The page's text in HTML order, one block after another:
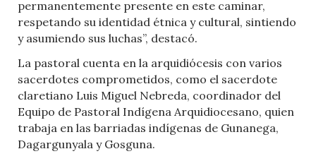
permanentemente presente en este caminar,
respetando su identidad étnica y cultural, sintiendo
y asumiendo sus luchas”, destacó.
La pastoral cuenta en la arquidiócesis con varios
sacerdotes comprometidos, como el sacerdote
claretiano Luis Miguel Nebreda, coordinador del
Equipo de Pastoral Indígena Arquidiocesano, quien
trabaja en las barriadas indígenas de Gunanega,
Dagargunyala y Gosguna.